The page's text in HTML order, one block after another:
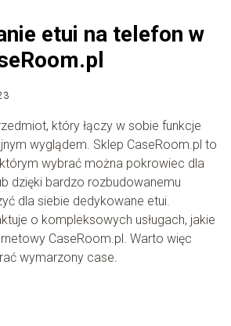
etui na telefon w
który łączy w sobie funkcje
wyglądem. Sklep CaseRoom.pl to
wybrać można pokrowiec dla
dzięki bardzo rozbudowanemu
dla siebie dedykowane etui.
o kompleksowych usługach, jakie
CaseRoom.pl. Warto więc
wymarzony case.